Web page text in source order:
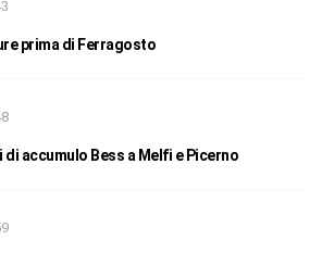
prima di Ferragosto
di accumulo Bess a Melfi e Picerno